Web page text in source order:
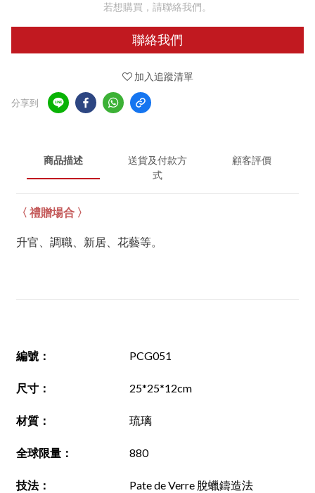
若想購買，請聯絡我們。
聯絡我們
加入追蹤清單
分享到
商品描述
送貨及付款方
式
顧客評價
〈 禮贈場合 〉
升官、調職、新居、花藝等。
編號 ： PCG051
尺寸 ： 25*25*12cm
材質 ： 琉璃
全球限量： 880
技法： Pate de Verre 脫蠟鑄造法